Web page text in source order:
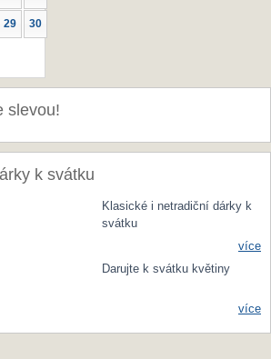
29 30
slevou!
k svátku
Klasické i netradiční dárky k
svátku
více
Darujte k svátku květiny
více